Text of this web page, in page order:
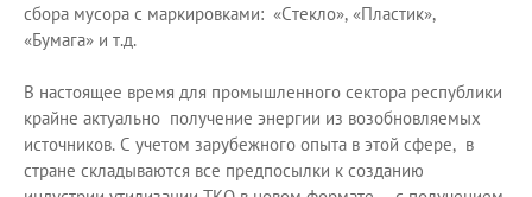
сбора мусора с маркировками: «Стекло», «Пластик»,
«Бумага» и т.д.
В настоящее время для промышленного сектора республики
крайне актуально получение энергии из возобновляемых
источников. С учетом зарубежного опыта в этой сфере, в
стране складываются все предпосылки к созданию